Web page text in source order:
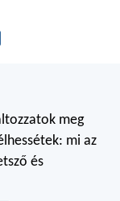
meg
mi az
és